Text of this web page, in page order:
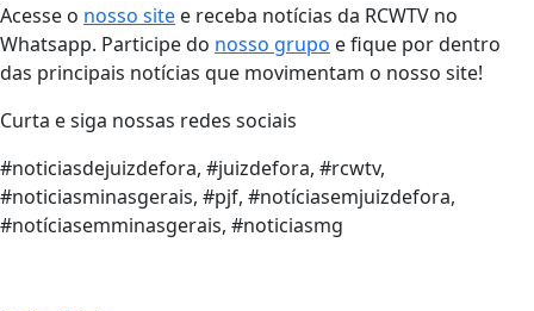
Acesse o nosso site e receba notícias da RCWTV no
Whatsapp. Participe do nosso grupo e fique por dentro
das principais notícias que movimentam o nosso site!
Curta e siga nossas redes sociais
#noticiasdejuizdefora, #juizdefora, #rcwtv,
#noticiasminasgerais, #pjf, #notíciasemjuizdefora,
#notíciasemminasgerais, #noticiasmg